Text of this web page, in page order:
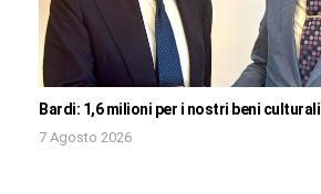
Bardi: 1,6 milioni per i nostri beni culturali
7 Agosto 2026